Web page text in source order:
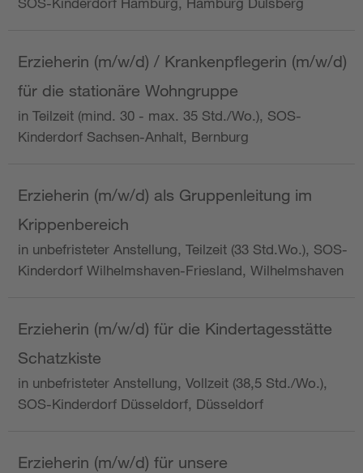
Erzieherin (m/w/d) / Krankenpflegerin (m/w/d)
für die stationäre Wohngruppe
in Teilzeit (mind. 30 - max. 35 Std./Wo.), SOS-
Kinderdorf Sachsen-Anhalt, Bernburg
Erzieherin (m/w/d) als Gruppenleitung im
Krippenbereich
in unbefristeter Anstellung, Teilzeit (33 Std.Wo.), SOS-
Kinderdorf Wilhelmshaven-Friesland, Wilhelmshaven
Erzieherin (m/w/d) für die Kindertagesstätte
Schatzkiste
in unbefristeter Anstellung, Vollzeit (38,5 Std./Wo.),
SOS-Kinderdorf Düsseldorf, Düsseldorf
Erzieherin (m/w/d) für unsere